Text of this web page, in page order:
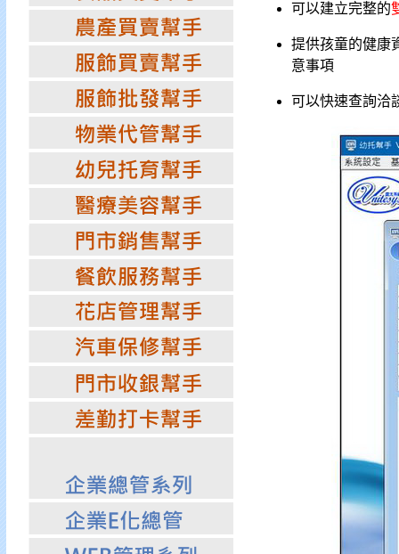
可以建立完整的
提供孩童的健康
意事項
可以快速查詢洽